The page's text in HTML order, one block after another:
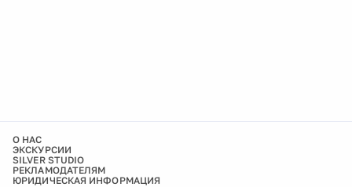
О НАС
ЭКСКУРСИИ
SILVER STUDIO
РЕКЛАМОДАТЕЛЯМ
ЮРИДИЧЕСКАЯ ИНФОРМАЦИЯ